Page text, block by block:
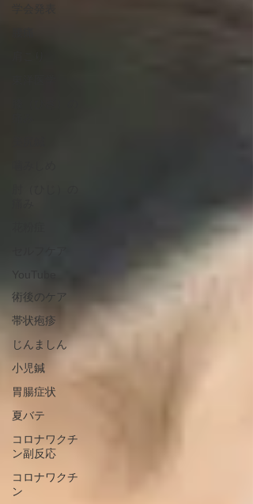
術後のケア
帯状疱疹
じんましん
小児鍼
胃腸症状
夏バテ
コロナワクチ
ン副反応
コロナワクチ
ン